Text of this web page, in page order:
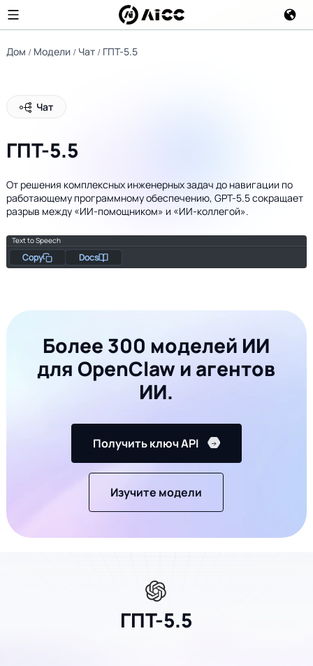
Дом Модели Чат ГПТ-5.5
Чат
ГПТ-5.5
От решения комплексных инженерных задач до навигации по
работающему программному обеспечению, GPT-5.5 сокращает
разрыв между «ИИ-помощником» и «ИИ-коллегой».
Text to Speech
Copy Docs
Более 300 моделей ИИ
для OpenClaw и агентов
ИИ.
Получить ключ API
Изучите модели
ГПТ-5.5